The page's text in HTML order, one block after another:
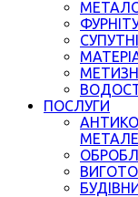
СУПУТНІ
ПОСЛУГИ